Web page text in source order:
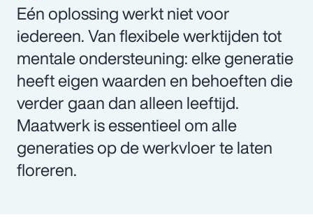
Eén oplossing werkt niet voor
iedereen. Van flexibele werktijden tot
mentale ondersteuning: elke generatie
heeft eigen waarden en behoeften die
verder gaan dan alleen leeftijd.
Maatwerk is essentieel om alle
generaties op de werkvloer te laten
floreren.